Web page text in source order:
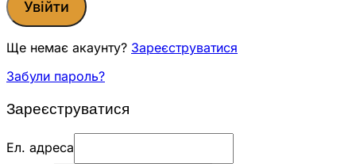
Увійти
Ще немає акаунту? Зареєструватися
Забули пароль?
Зареєструватися
Ел. адреса